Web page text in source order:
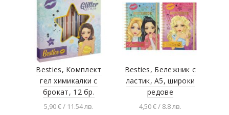
Besties, Комплект
гел химикалки с
брокат, 12 бр.
5,90 € / 11.54 лв.
Besties, Бележник с
ластик, A5, широки
редове
4,50 € / 8.8 лв.